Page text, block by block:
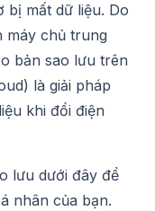
bị mất dữ liệu. Do
máy chủ trung
bản sao lưu trên
là giải pháp
khi đổi điện
lưu dưới đây để
nhân của bạn.